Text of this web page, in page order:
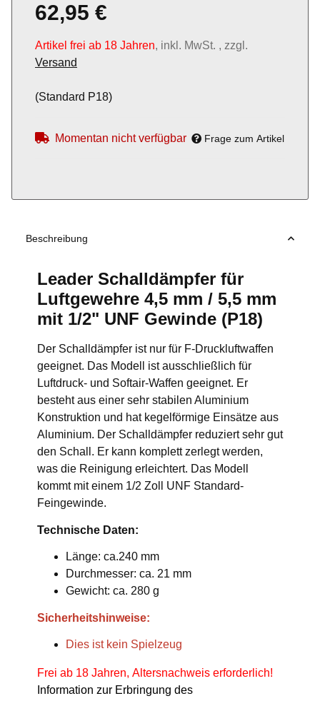
62,95 €
Artikel frei ab 18 Jahren, inkl. MwSt. , zzgl.
Versand
(Standard P18)
Momentan nicht verfügbar Frage zum Artikel
Beschreibung
Leader Schalldämpfer für
Luftgewehre 4,5 mm / 5,5 mm
mit 1/2" UNF Gewinde (P18)
Der Schalldämpfer ist nur für F-Druckluftwaffen
geeignet. Das Modell ist ausschließlich für
Luftdruck- und Softair-Waffen geeignet. Er
besteht aus einer sehr stabilen Aluminium
Konstruktion und hat kegelförmige Einsätze aus
Aluminium. Der Schalldämpfer reduziert sehr gut
den Schall. Er kann komplett zerlegt werden,
was die Reinigung erleichtert. Das Modell
kommt mit einem 1/2 Zoll UNF Standard-
Feingewinde.
Technische Daten:
Länge: ca.240 mm
Durchmesser: ca. 21 mm
Gewicht: ca. 280 g
Sicherheitshinweise:
Dies ist kein Spielzeug
Frei ab 18 Jahren, Altersnachweis erforderlich!
Information zur Erbringung des